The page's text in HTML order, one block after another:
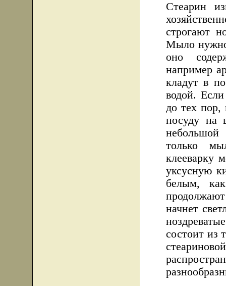
Стеарин
строгают
Мыло нужно
оно
например
кладут в
водой.
до тех пор,
посуду на
небольшой
только
клееварку
уксусную
белым,
начнет
состоит из